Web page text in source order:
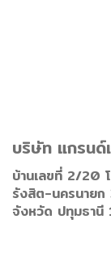
บริษัท แกรนด์
บ้านเลขที่ 2/20
รังสิต-นครนายก
จังหวัด ปทุมธานี